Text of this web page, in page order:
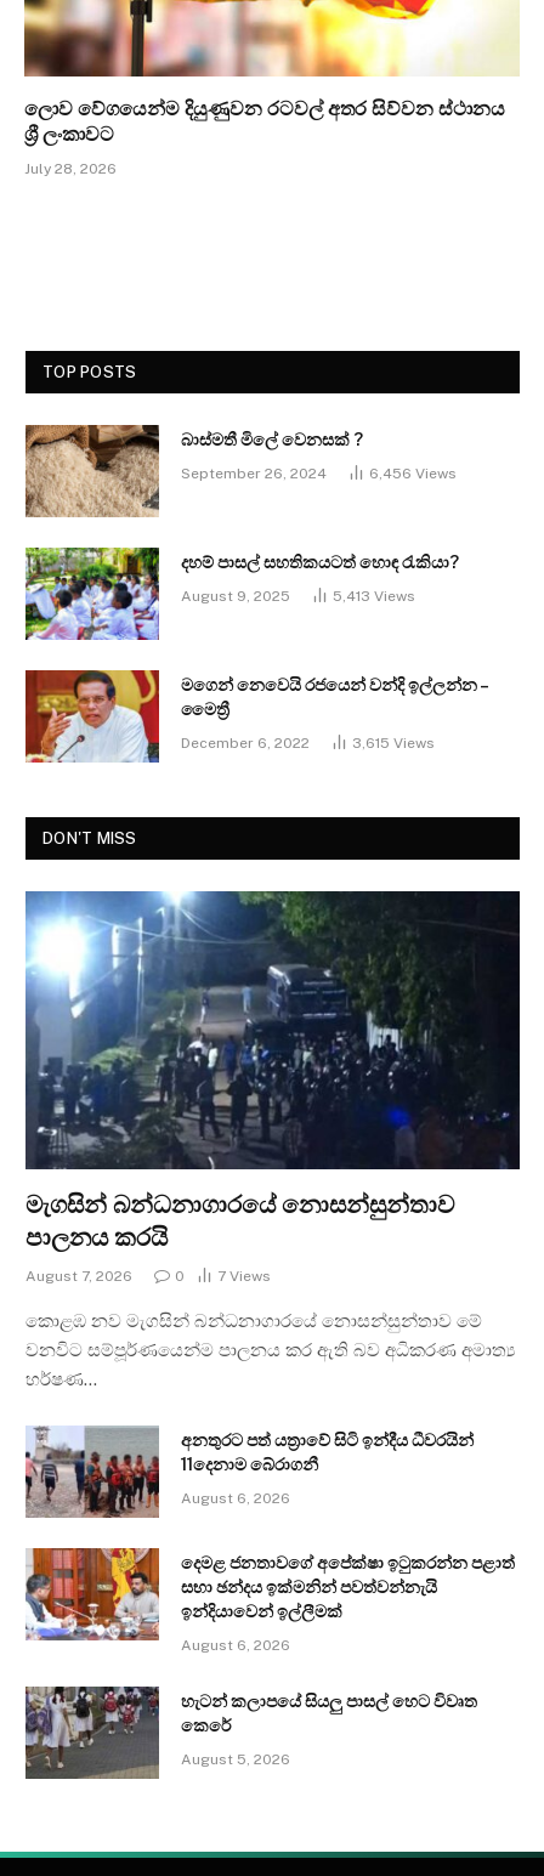
ලොව වේගයෙන්ම දියුණුවන රටවල් අතර සිව්වන ස්ථානය
ශ්‍රී ලංකාවට
July 28, 2026
TOP POSTS
බාස්මතී මිලේ වෙනසක් ?
September 26, 2024 6,456 Views
දහම් පාසල් සහතිකයටත් හොඳ රැකියා?
August 9, 2025 5,413 Views
මගෙන් නෙවෙයි රජයෙන් වන්දි ඉල්ලන්න –
මෛත්‍රී
December 6, 2022 3,615 Views
DON'T MISS
මැගසින් බන්ධනාගාරයේ නොසන්සුන්තාව
පාලනය කරයි
August 7, 2026 0 7 Views
කොළඹ නව මැගසින් බන්ධනාගාරයේ නොසන්සුන්තාව මේ
වනවිට සම්පූර්ණයෙන්ම පාලනය කර ඇති බව අධිකරණ අමාත්‍ය
හර්ෂණ…
අනතුරට පත් යත්‍රාවේ සිටි ඉන්දීය ධීවරයින්
11දෙනාම බේරාගනී
August 6, 2026
දෙමළ ජනතාවගේ අපේක්ෂා ඉටුකරන්න පළාත්
සභා ඡන්දය ඉක්මනින් පවත්වන්නැයි
ඉන්දියාවෙන් ඉල්ලීමක්
August 6, 2026
හැටන් කලාපයේ සියලු පාසල් හෙට විවෘත
කෙරේ
August 5, 2026